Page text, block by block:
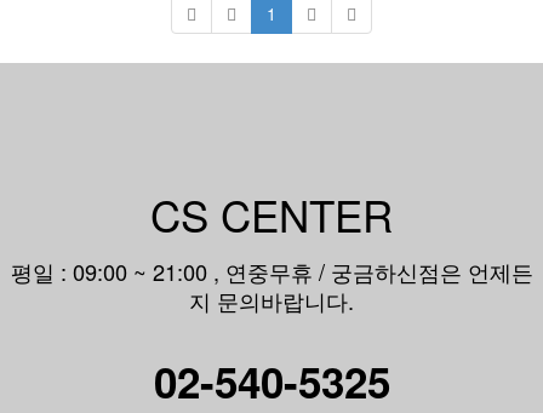
1
CS CENTER
평일 : 09:00 ~ 21:00 , 연중무휴 / 궁금하신점은 언제든
지 문의바랍니다.
02-540-5325